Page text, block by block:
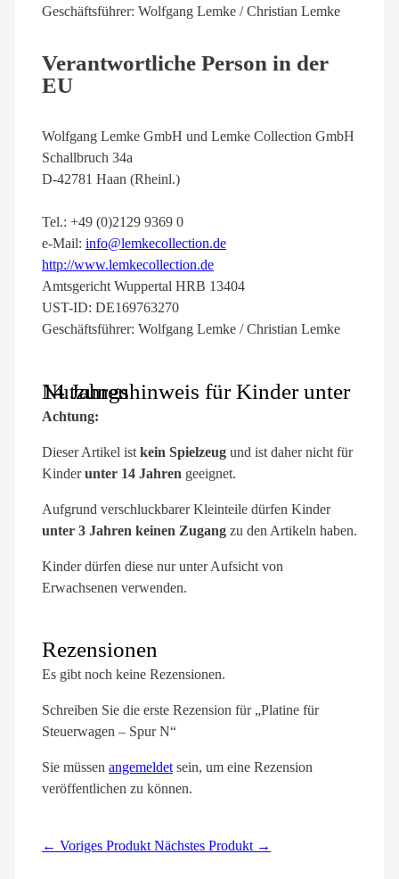
Geschäftsführer: Wolfgang Lemke / Christian Lemke
Verantwortliche Person in der
EU
Wolfgang Lemke GmbH und Lemke Collection GmbH
Schallbruch 34a
D-42781 Haan (Rheinl.)
Tel.: +49 (0)2129 9369 0
e-Mail: info@lemkecollection.de
http://www.lemkecollection.de
Amtsgericht Wuppertal HRB 13404
UST-ID: DE169763270
Geschäftsführer: Wolfgang Lemke / Christian Lemke
Nutzungshinweis für Kinder unter 14 Jahren
Achtung:
Dieser Artikel ist kein Spielzeug und ist daher nicht für
Kinderunter 14 Jahren geeignet.
Aufgrund verschluckbarer Kleinteile dürfen Kinder
unter 3 Jahren keinen Zugang zu den Artikeln haben.
Kinder dürfen diese nur unter Aufsicht von
Erwachsenen verwenden.
Rezensionen
Es gibt noch keine Rezensionen.
Schreiben Sie die erste Rezension für „Platine für
Steuerwagen – Spur N“
Sie müssen angemeldet sein, um eine Rezension
veröffentlichen zu können.
← Voriges Produkt Nächstes Produkt →